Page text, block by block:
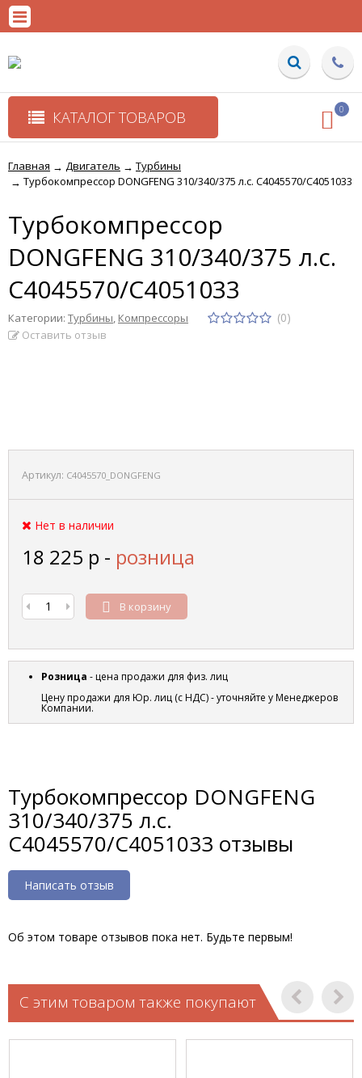
КАТАЛОГ ТОВАРОВ 0
Главная → Двигатель → Турбины
→ Турбокомпрессор DONGFENG 310/340/375 л.с. C4045570/C4051033
Турбокомпрессор
DONGFENG 310/340/375 л.с.
C4045570/C4051033
Категории: Турбины, Компрессоры (0)
Оставить отзыв
Артикул: C4045570_DONGFENG
Нет в наличии
18 225 р - розница
В корзину
Розница - цена продажи для физ. лиц
Цену продажи для Юр. лиц (с НДС) - уточняйте у Менеджеров
Компании.
Турбокомпрессор DONGFENG
310/340/375 л.с.
C4045570/C4051033 отзывы
Написать отзыв
Об этом товаре отзывов пока нет. Будьте первым!
С этим товаром также покупают